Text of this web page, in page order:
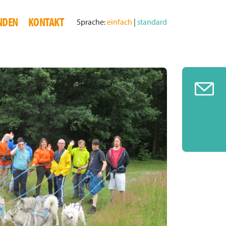
KONTAKT Sprache:einfach | standard